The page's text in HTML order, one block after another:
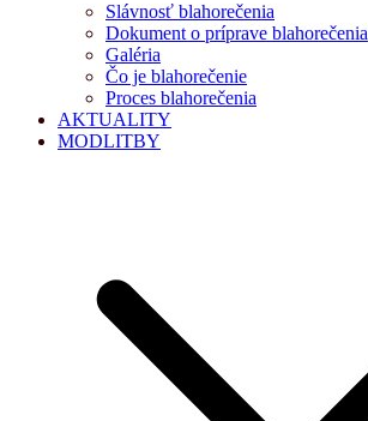
Slávnosť blahorečenia
Dokument o príprave blahorečenia
Galéria
Čo je blahorečenie
Proces blahorečenia
AKTUALITY
MODLITBY